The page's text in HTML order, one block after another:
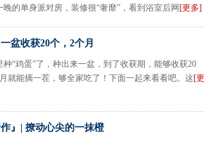
的单身派对房，装修很“奢靡”，看到浴室后网 [更多]
盆收获20个，2个月
“鸡蛋”了，种出来一盆，到了收获期，能够收获20
就能摘一茬，够全家吃了！下面一起来看看吧。这[更
』| 撩动心尖的一抹橙